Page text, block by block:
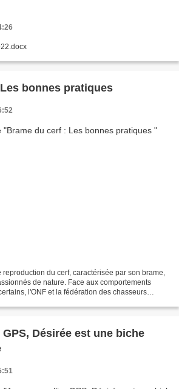
bonnes pratiques
du cerf, caractérisée par son brame,
de nature. Face aux comportements
l'ONF et la fédération des chasseurs
Désirée est une biche